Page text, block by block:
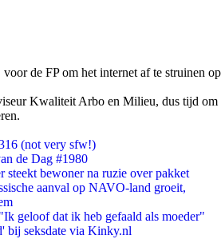
de FP om het internet af te struinen op
Kwaliteit Arbo en Milieu, dus tijd om
(not very sfw!)
de Dag #1980
steekt bewoner na ruzie over pakket
aanval op NAVO-land groeit,
geloof dat ik heb gefaald als moeder"
bij seksdate via Kinky.nl